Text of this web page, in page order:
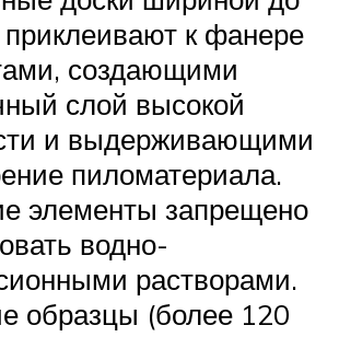
к фанере
создающими
слой высокой
и выдерживающими
пиломатериала.
элементы запрещено
водно-
растворами.
образцы (более 120